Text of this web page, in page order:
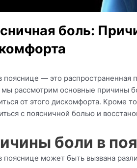
боль:
пояснице — это распространенная
мы рассмотрим основные причины
от этого дискомфорта. Кроме
с поясничной болью и
боли в
пояснице может быть вызвана